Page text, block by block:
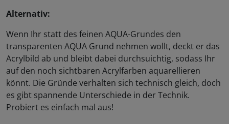
Alternativ:
Wenn Ihr statt des feinen AQUA-Grundes den
transparenten AQUA Grund nehmen wollt, deckt er das
Acrylbild ab und bleibt dabei durchsuichtig, sodass Ihr
auf den noch sichtbaren Acrylfarben aquarellieren
könnt. Die Gründe verhalten sich technisch gleich, doch
es gibt spannende Unterschiede in der Technik.
Probiert es einfach mal aus!